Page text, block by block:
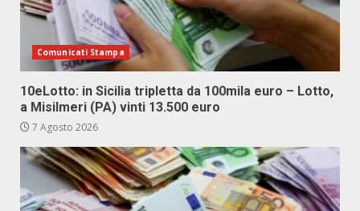
Comunicati Stampa
10eLotto: in Sicilia tripletta da 100mila euro – Lotto,
a Misilmeri (PA) vinti 13.500 euro
7 Agosto 2026